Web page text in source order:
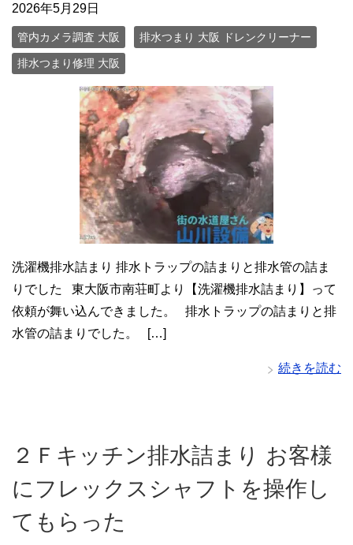
2026年5月29日
管内カメラ調査 大阪 排水つまり 大阪 ドレンクリーナー
排水つまり修理 大阪
洗濯機排水詰まり 排水トラップの詰まりと排水管の詰ま
りでした 東大阪市南荘町より【洗濯機排水詰まり】って
依頼が舞い込んできました。 排水トラップの詰まりと排
水管の詰まりでした。 […]
続きを読む
２Ｆキッチン排水詰まり お客様
にフレックスシャフトを操作し
てもらった